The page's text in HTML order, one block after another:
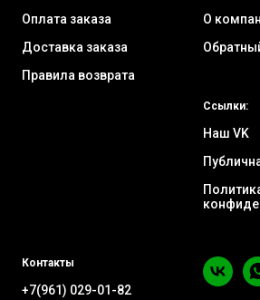
Оплата заказа
Доставка заказа
Правила возврата
О
Ссылки:
Наш VK
Контакты
+7(961) 029-01-82